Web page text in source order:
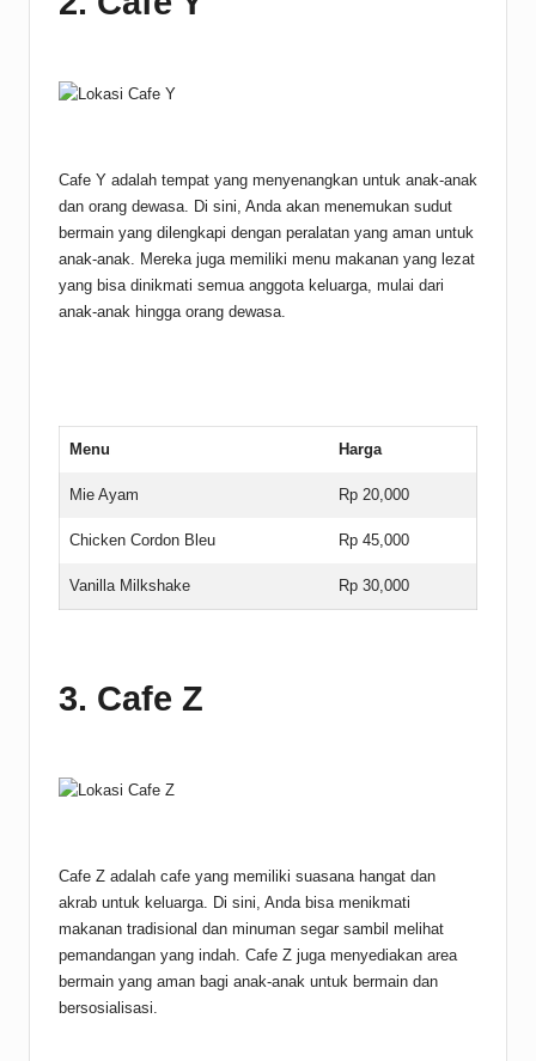
Cafe Y adalah tempat yang menyenangkan untuk anak-anak
dan orang dewasa. Di sini, Anda akan menemukan sudut
bermain yang dilengkapi dengan peralatan yang aman untuk
anak-anak. Mereka juga memiliki menu makanan yang lezat
yang bisa dinikmati semua anggota keluarga, mulai dari
anak-anak hingga orang dewasa.
Menu Harga
Mie Ayam Rp 20,000
Chicken Cordon Bleu Rp 45,000
Vanilla Milkshake Rp 30,000
3. Cafe Z
Cafe Z adalah cafe yang memiliki suasana hangat dan
akrab untuk keluarga. Di sini, Anda bisa menikmati
makanan tradisional dan minuman segar sambil melihat
pemandangan yang indah. Cafe Z juga menyediakan area
bermain yang aman bagi anak-anak untuk bermain dan
bersosialisasi.